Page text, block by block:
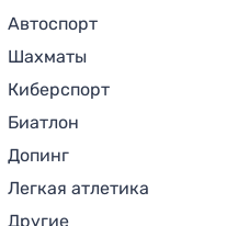
Автоспорт
Шахматы
Киберспорт
Биатлон
Допинг
Легкая атлетика
Другие